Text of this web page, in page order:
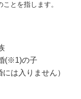
とを指します。
(※1)の子
は入りません）